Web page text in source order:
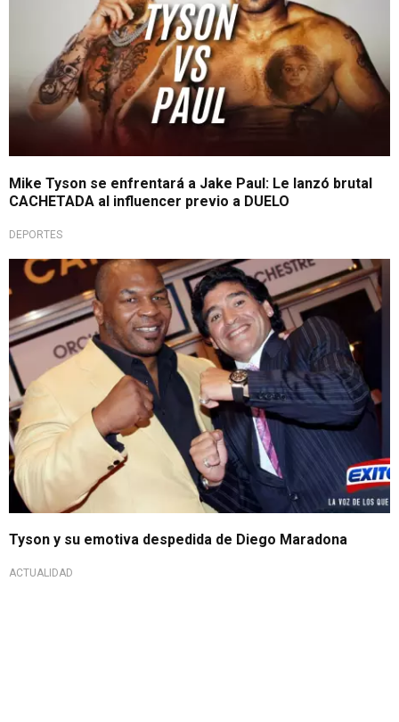
Mike Tyson se enfrentará a Jake Paul: Le lanzó brutal
CACHETADA al influencer previo a DUELO
DEPORTES
Tyson y su emotiva despedida de Diego Maradona
ACTUALIDAD